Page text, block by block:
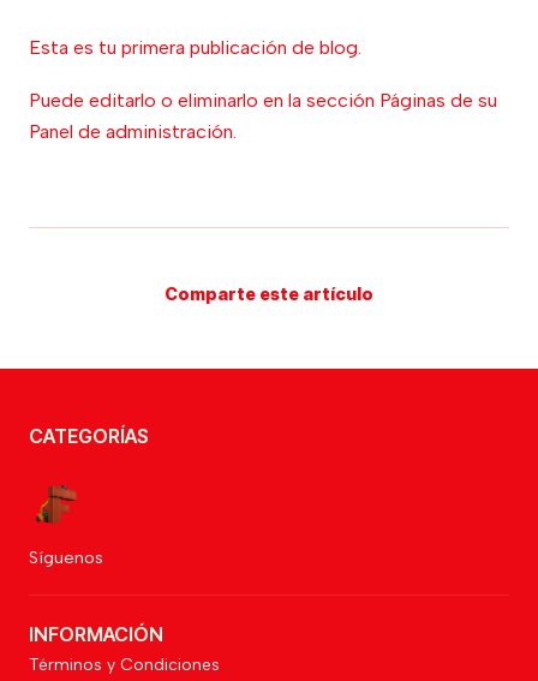
Esta es tu primera publicación de blog.
Puede editarlo o eliminarlo en la sección Páginas de su
Panel de administración.
Comparte este artículo
CATEGORÍAS
Síguenos
INFORMACIÓN
Términos y Condiciones